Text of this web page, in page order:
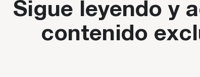
Sigue leyendo y
contenido